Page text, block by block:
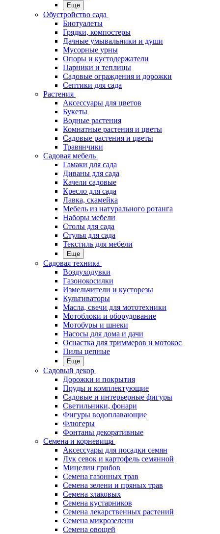
Еще
Обустройство сада
Биотуалеты
Грядки, компостеры
Дачные умывальники и души
Мусорные урны
Опоры и кустодержатели
Парники и теплицы
Садовые ограждения и дорожки
Септики для сада
Растения
Аксессуары для цветов
Букеты
Водные растения
Комнатные растения и цветы
Садовые растения и цветы
Травянчики
Садовая мебель
Гамаки для сада
Диваны для сада
Качели садовые
Кресло для сада
Лавка, скамейка
Мебель из натурального ротанга
Наборы мебели
Столы для сада
Стулья для сада
Текстиль для мебели
Еще
Садовая техника
Воздуходувки
Газонокосилки
Измельчители и кусторезы
Культиваторы
Масла, свечи для мототехники
Мотоблоки и оборудование
Мотобуры и шнеки
Насосы для дома и дачи
Оснастка для триммеров и мотокос
Пилы цепные
Еще
Садовый декор
Дорожки и покрытия
Пруды и комплектующие
Садовые и интерьерные фигуры
Светильники, фонари
Фигуры водоплавающие
Флюгеры
Фонтаны декоративные
Семена и корневища
Аксессуары для посадки семян
Лук севок и картофель семянной
Мицелии грибов
Семена газонных трав
Семена зелени и пряных трав
Семена злаковых
Семена кустарников
Семена лекарственных растений
Семена микрозелени
Семена овощей